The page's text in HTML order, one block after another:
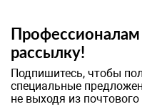
рассылку!
Подпишитесь, чтобы
специальные
не выходя из